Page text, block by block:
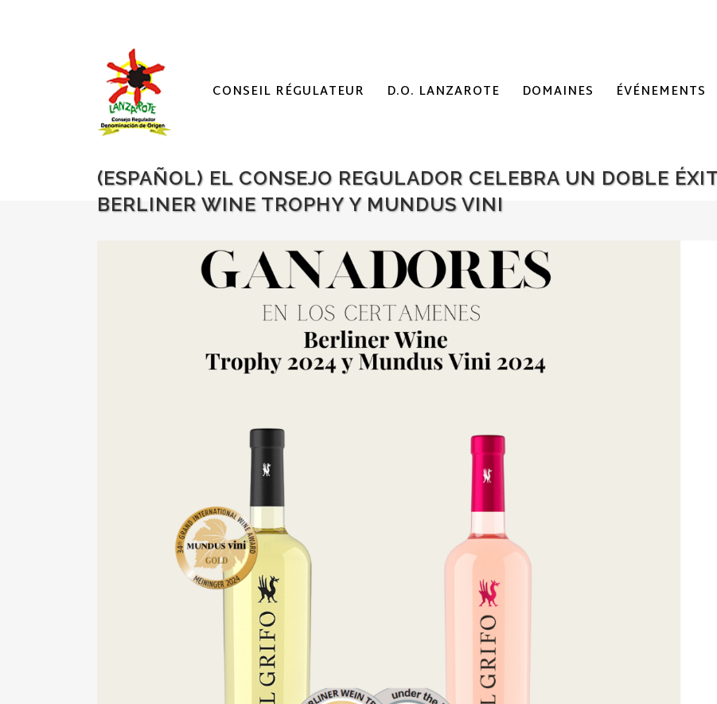
CONSEIL RÉGULATEUR D.O. LANZAROTE DOMAINES ÉVÉNEMENTS
(ESPAÑOL) EL CONSEJO REGULADOR CELEBRA UN DOBLE
BERLINER WINE TROPHY Y MUNDUS VINI